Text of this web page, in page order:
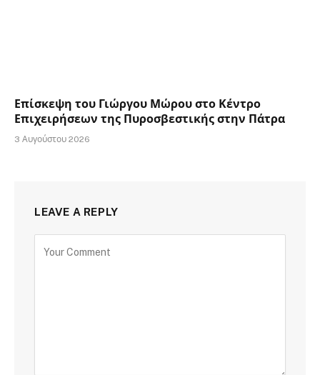
Επίσκεψη του Γιώργου Μώρου στο Κέντρο
Επιχειρήσεων της Πυροσβεστικής στην Πάτρα
3 Αυγούστου 2026
LEAVE A REPLY